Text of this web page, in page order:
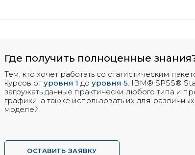
Где получить полноценные
Тем, кто хочет работать со статистическим
курсов от уровня 1 до уровня 5. IBM® SPSS®
загружать данные практически любого типа и
графики, а также использовать их для
моделей.
ОСТАВИТЬ ЗАЯВКУ